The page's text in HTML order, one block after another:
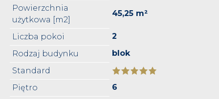
Powierzchnia
użytkowa [m2]
45,25 m²
Liczba pokoi
2
Rodzaj budynku
blok
Standard
Piętro
6